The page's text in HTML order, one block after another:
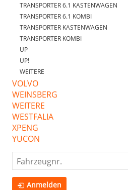
TRANSPORTER 6.1 KASTENWAGEN
TRANSPORTER 6.1 KOMBI
TRANSPORTER KASTENWAGEN
TRANSPORTER KOMBI
UP
UP!
WEITERE
VOLVO
WEINSBERG
WEITERE
WESTFALIA
XPENG
YUCON
Fahrzeugnr.
Anmelden